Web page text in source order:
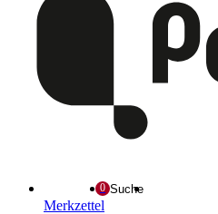
Merkzettel
Suche